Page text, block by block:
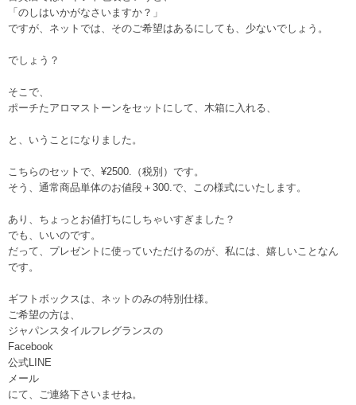
「のしはいかがなさいますか？」
ですが、ネットでは、そのご希望はあるにしても、少ないでしょう。
でしょう？
そこで、
ポーチたアロマストーンをセットにして、木箱に入れる、
と、いうことになりました。
こちらのセットで、¥2500.（税別）です。
そう、通常商品単体のお値段＋300.で、この様式にいたします。
あり、ちょっとお値打ちにしちゃいすぎました？
でも、いいのです。
だって、プレゼントに使っていただけるのが、私には、嬉しいことなん
です。
ギフトボックスは、ネットのみの特別仕様。
ご希望の方は、
ジャパンスタイルフレグランスの
Facebook
公式LINE
メール
にて、ご連絡下さいませね。